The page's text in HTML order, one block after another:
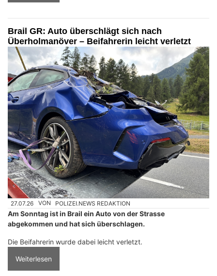
Brail GR: Auto überschlägt sich nach
Überholmanöver – Beifahrerin leicht verletzt
27.07.26 VON POLIZEI.NEWS REDAKTION
Am Sonntag ist in Brail ein Auto von der Strasse
abgekommen und hat sich überschlagen.
Die Beifahrerin wurde dabei leicht verletzt.
Weiterlesen